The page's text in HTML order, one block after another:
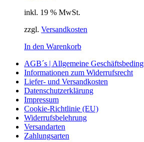
inkl. 19 % MwSt.
zzgl. Versandkosten
In den Warenkorb
AGB´s | Allgemeine
Informationen zum Widerrufsrecht
Liefer- und Versandkosten
Datenschutzerklärung
Impressum
Cookie-Richtlinie (EU)
Widerrufsbelehrung
Versandarten
Zahlungsarten